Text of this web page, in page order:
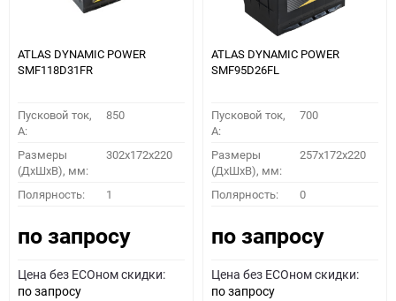
ATLAS DYNAMIC POWER
SMF118D31FR
Пусковой ток,
A:
850
Размеры
(ДхШхВ), мм:
302x172x220
Полярность: 1
по запросу
Цена без ECOном скидки:
по запросу
ATLAS DYNAMIC POWER
SMF95D26FL
Пусковой ток,
A:
700
Размеры
(ДхШхВ), мм:
257x172x220
Полярность: 0
по запросу
Цена без ECOном скидки:
по запросу